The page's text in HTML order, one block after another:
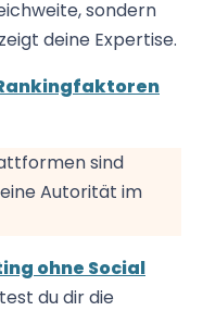
sondern
deine Expertise.
sind
Autorität im
ohne Social
du dir die